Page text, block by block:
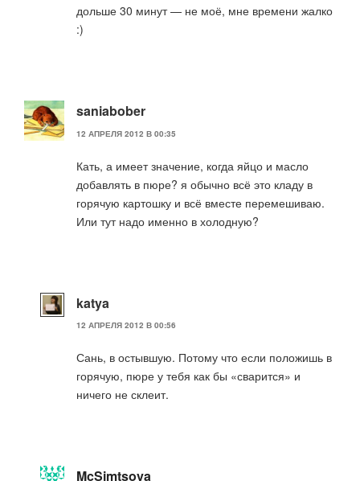
дольше 30 минут — не моё, мне времени жалко
:)
saniabober
12 АПРЕЛЯ 2012 В 00:35
Кать, а имеет значение, когда яйцо и масло
добавлять в пюре? я обычно всё это кладу в
горячую картошку и всё вместе перемешиваю.
Или тут надо именно в холодную?
katya
12 АПРЕЛЯ 2012 В 00:56
Сань, в остывшую. Потому что если положишь в
горячую, пюре у тебя как бы «сварится» и
ничего не склеит.
McSimtsova